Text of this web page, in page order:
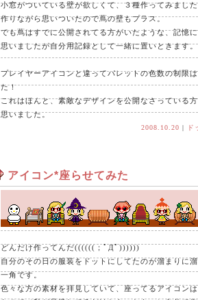
小窓がついている壁が欲しくて、３種作ってみまし
作りながら思いついたので蔦の壁もプラス。
でも蔦はすでに公開されてる方がいたような、記憶
思いましたが自分用記録として一緒に置いときます。
プレイヤーアイコンと違ってパレットの色数の制限
た！
これはほんと、素敵なデザインを公開なさっている
思いました。
2008.10.20 | ド
アイコン*座らせてみた
どんだけ作ってんだ((((((；ﾟДﾟ))))))
自分のその日の服装をドットにしてたのが溜まりに
一角です。
色々な方の素材を拝見していて、座ってるアイコン